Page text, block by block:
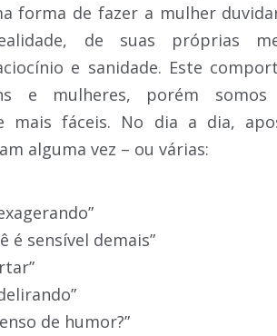
forma de fazer a mulher
de suas próprias
e sanidade. Este
e mulheres, porém somos
mais fáceis. No dia a dia,
alguma vez – ou várias:
é sensível demais”
de humor?”